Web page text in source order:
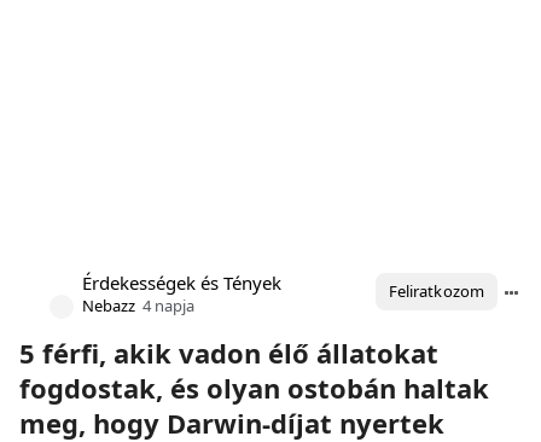
Érdekességek és Tények
Nebazz 4 napja
Feliratkozom
5 férfi, akik vadon élő állatokat
fogdostak, és olyan ostobán haltak
meg, hogy Darwin-díjat nyertek